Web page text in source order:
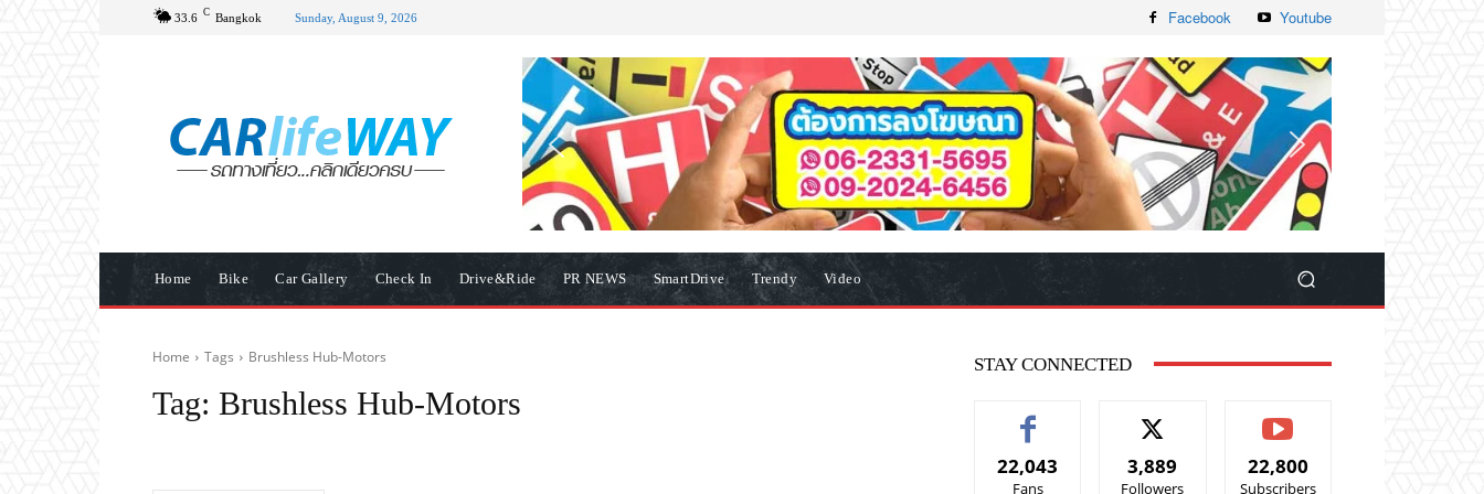
33.6 C Bangkok Sunday, August 9, 2026 Facebook Youtube
Home Bike Car Gallery Check In Drive&Ride PR NEWS SmartDrive Trendy Video
Home Tags Brushless Hub-Motors
Tag: Brushless Hub-Motors
STAY CONNECTED
22,043
Fans
3,889
Followers
22,800
Subscribers